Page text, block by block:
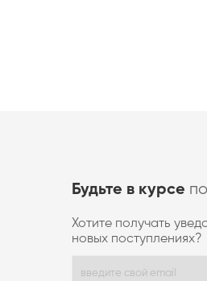
Будьте в курсе
Хотите получать
новых поступлениях?